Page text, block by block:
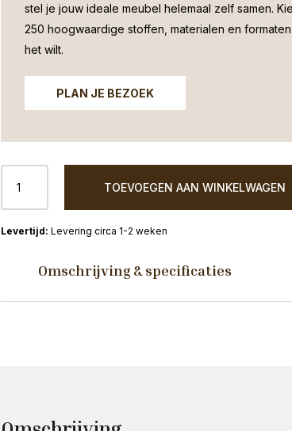
stel je jouw ideale meubel helemaal zelf samen.
250 hoogwaardige stoffen, materialen en
het wilt.
PLAN JE BEZOEK
Hengelo
Teak
Lade
TOEVOEGEN AAN WINKELWAGEN
Levering circa 1-2 weken
Omschrijving & specificaties